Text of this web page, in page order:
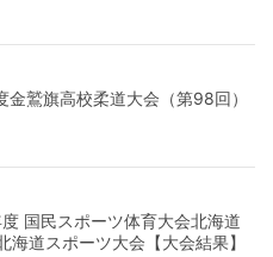
金鷲旗高校柔道大会（第98回）
度 国民スポーツ体育大会北海道
海道スポーツ大会【大会結果】